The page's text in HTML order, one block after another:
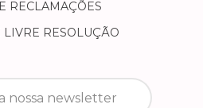
RECLAMAÇÕES
LIVRE RESOLUÇÃO